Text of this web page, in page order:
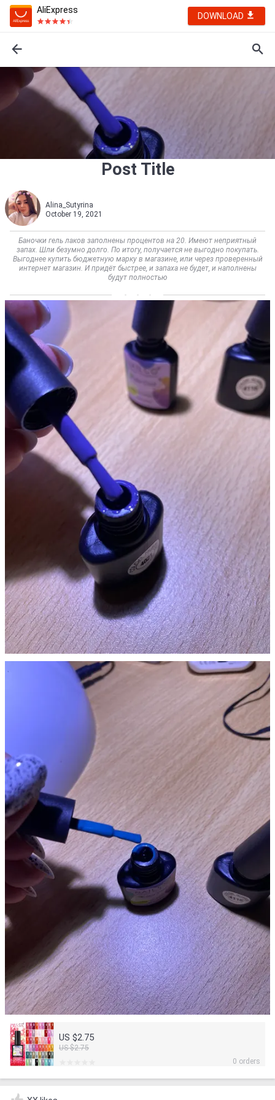
AliExpress
DOWNLOAD
Post Title
Alina_Sutyrina
October 19, 2021
Баночки гель лаков заполнены процентов на 20. Имеют неприятный
запах. Шли безумно долго. По итогу, получается не выгодно покупать.
Выгоднее купить бюджетную марку в магазине, или через проверенный
интернет магазин. И придёт быстрее, и запаха не будет, и наполнены
будут полностью
US $2.75
US $2.75
0 orders